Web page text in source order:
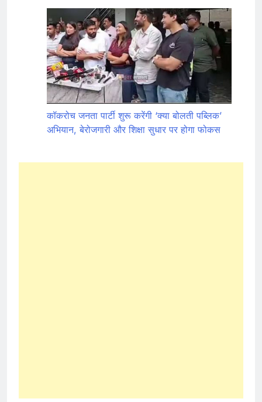
कॉकरोच जनता पार्टी शुरू करेंगी ‘क्या बोलती पब्लिक’
अभियान, बेरोजगारी और शिक्षा सुधार पर होगा फोकस